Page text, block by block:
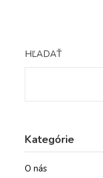
HĽADAŤ
Kategórie
O nás